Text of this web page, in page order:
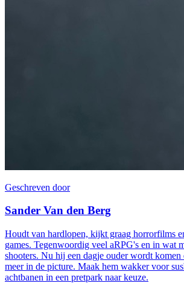
Geschreven door
Sander Van den Berg
Houdt van hardlopen, kijkt graag horrorfilms
games. Tegenwoordig veel aRPG's en in wat
shooters. Nu hij een dagje ouder wordt komen
meer in de picture. Maak hem wakker voor
achtbanen in een pretpark naar keuze.